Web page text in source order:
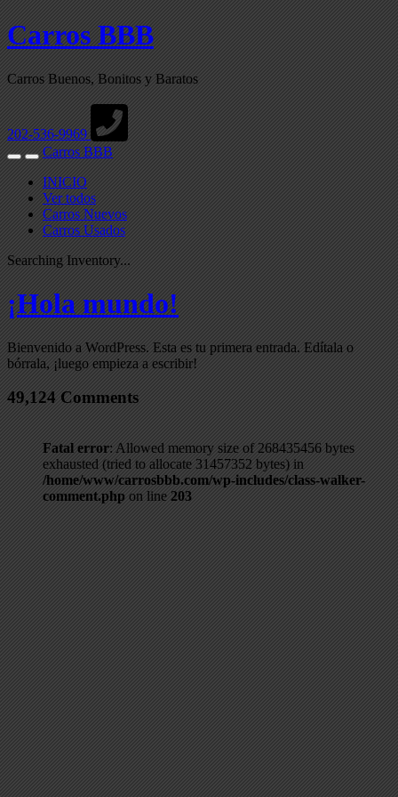
Carros BBB
Carros Buenos, Bonitos y Baratos
202-536-9969
Toggle
navigation
Toggle
Search
Carros BBB
INICIO
Ver todos
Carros Nuevos
Carros Usados
Searching Inventory...
¡Hola mundo!
Bienvenido a WordPress. Esta es tu primera entrada. Edítala o
bórrala, ¡luego empieza a escribir!
49,124 Comments
Fatal error: Allowed memory size of 268435456 bytes
exhausted (tried to allocate 31457352 bytes) in
/home/www/carrosbbb.com/wp-includes/class-walker-
comment.php on line 203